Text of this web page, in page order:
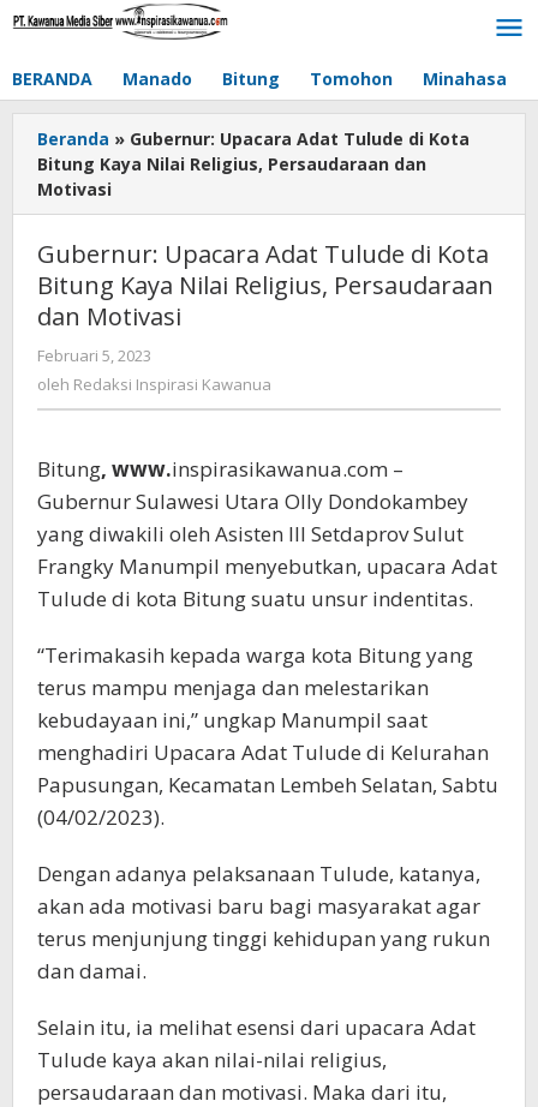
Lewati
BERANDA Manado Bitung Tomohon Minahasa
Beranda » Gubernur: Upacara Adat Tulude di Kota
Bitung Kaya Nilai Religius, Persaudaraan dan
Motivasi
Gubernur: Upacara Adat Tulude di Kota
Bitung Kaya Nilai Religius, Persaudaraan
dan Motivasi
Februari 5, 2023
Redaksi
oleh Redaksi Inspirasi Kawanua
Bitung, www.inspirasikawanua.com –
Gubernur Sulawesi Utara Olly Dondokambey
yang diwakili oleh Asisten III Setdaprov Sulut
Frangky Manumpil menyebutkan, upacara Adat
Tulude di kota Bitung suatu unsur indentitas.
“Terimakasih kepada warga kota Bitung yang
terus mampu menjaga dan melestarikan
kebudayaan ini,” ungkap Manumpil saat
menghadiri Upacara Adat Tulude di Kelurahan
Papusungan, Kecamatan Lembeh Selatan, Sabtu
(04/02/2023).
Dengan adanya pelaksanaan Tulude, katanya,
akan ada motivasi baru bagi masyarakat agar
terus menjunjung tinggi kehidupan yang rukun
dan damai.
Selain itu, ia melihat esensi dari upacara Adat
Tulude kaya akan nilai-nilai religius,
persaudaraan dan motivasi. Maka dari itu,